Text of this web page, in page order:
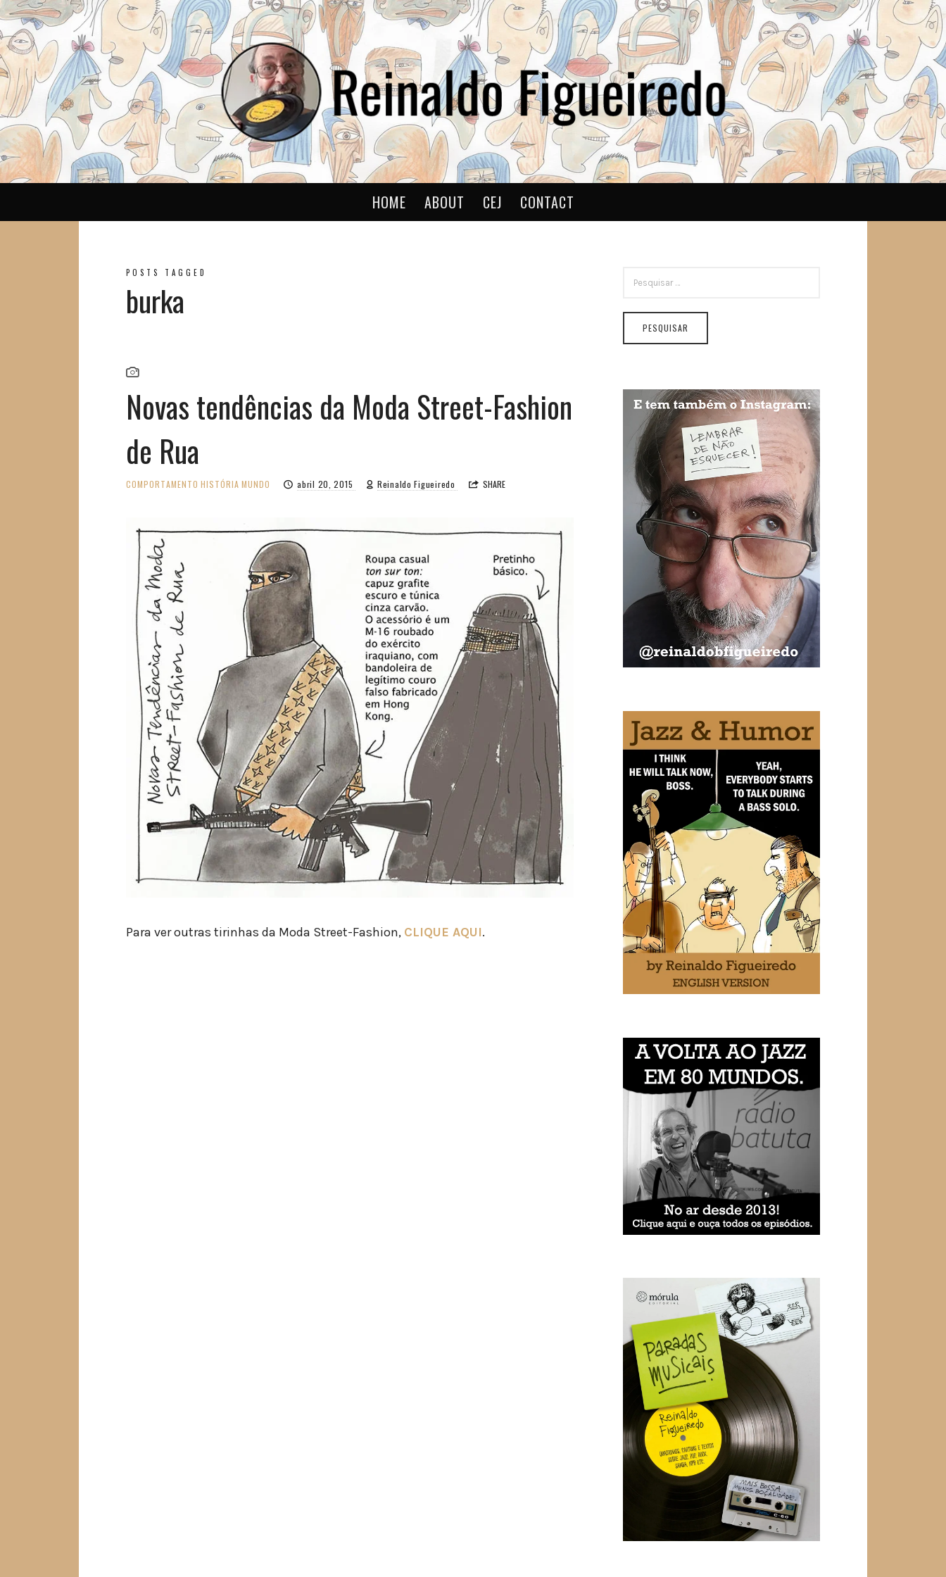
Reinaldo
HOME ABOUT CEJ CONTACT
POSTS TAGGED
burka
Novas tendências da Moda Street-Fashion
de Rua
COMPORTAMENTO HISTÓRIA MUNDO abril 20, 2015 Reinaldo Figueiredo SHARE
Para ver outras tirinhas da Moda Street-Fashion, CLIQUE AQUI.
POR: